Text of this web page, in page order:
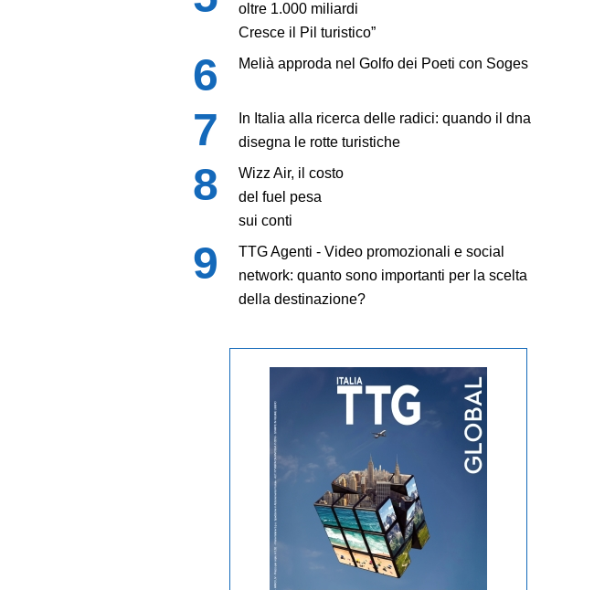
oltre 1.000 miliardi
Cresce il Pil turistico”
Melià approda nel Golfo dei Poeti con Soges
In Italia alla ricerca delle radici: quando il dna
disegna le rotte turistiche
Wizz Air, il costo
del fuel pesa
sui conti
TTG Agenti - Video promozionali e social
network: quanto sono importanti per la scelta
della destinazione?